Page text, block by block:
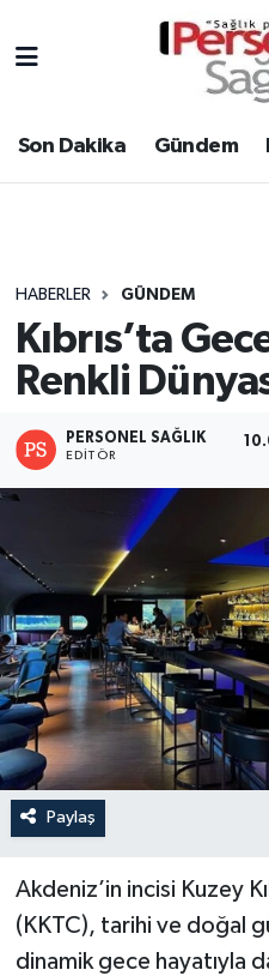
Son Dakika Gündem
HABERLER GÜNDEM
Kıbrıs’ta
Renkli
PERSONEL SAĞLIK
EDITÖR
Paylaş
Akdeniz’in incisi Kuzey
(KKTC), tarihi ve doğal
dinamik gece hayatıyla
Gündem
Atamalar
Mevzuat
Sendika
Kpss - Sınav
Nöbetçi Eczaneler
Hava Durumu
Tüm Manşetler
Son Dakika Haberleri
Haber Arşivi